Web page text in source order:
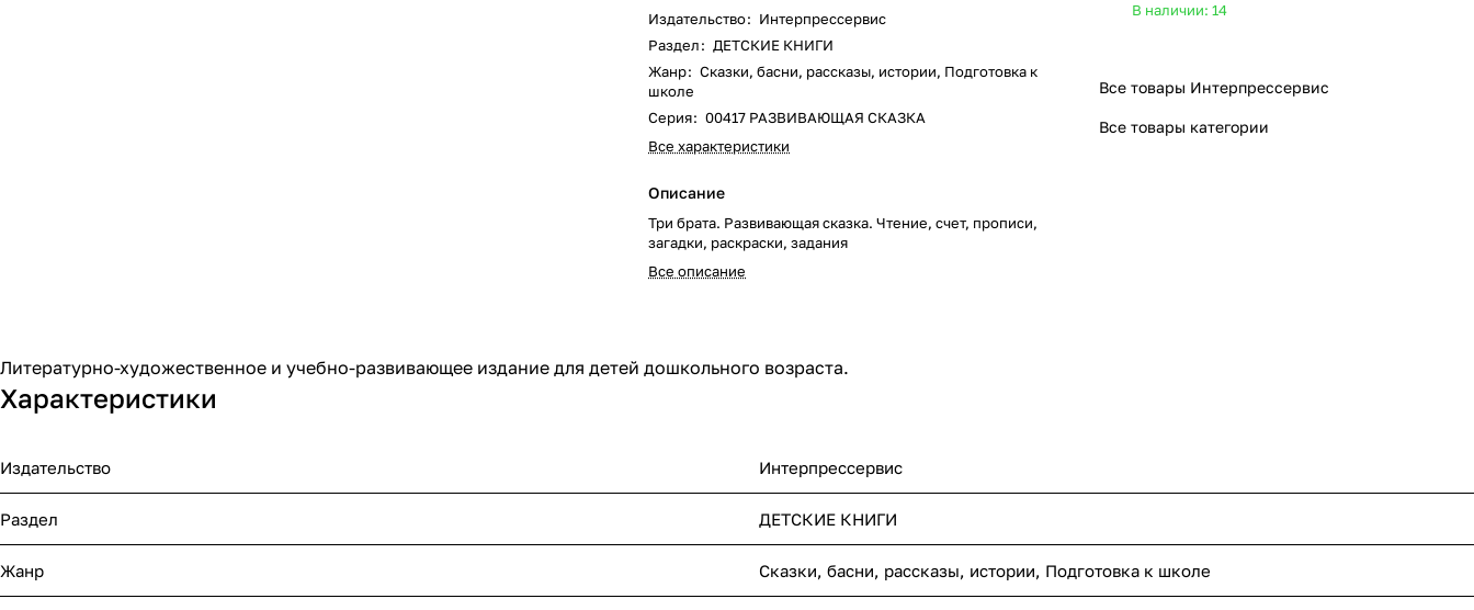
Издательство: Интерпрессервис
Раздел: ДЕТСКИЕ КНИГИ
Жанр: Сказки, басни, рассказы, истории, Подготовка к
школе
Серия: 00417 РАЗВИВАЮЩАЯ СКАЗКА
Все характеристики
Описание
Три брата. Развивающая сказка. Чтение, счет, прописи,
загадки, раскраски, задания
Все описание
В наличии: 14
Все товары Интерпрессервис
Все товары категории
Литературно-художественное и учебно-развивающее издание для детей дошкольного возраста.
Характеристики
Издательство Интерпрессервис
Раздел ДЕТСКИЕ КНИГИ
Жанр Сказки, басни, рассказы, истории, Подготовка к школе